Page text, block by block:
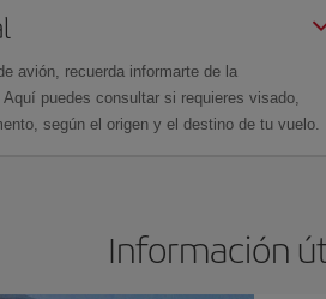
avión, recuerda informarte de la
puedes consultar si requieres visado,
según el origen y el destino de tu vuelo.
Información